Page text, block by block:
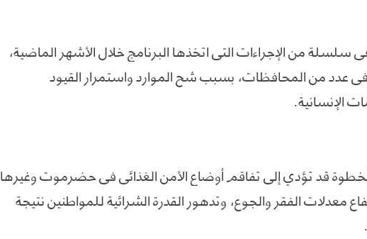
من الإجراءات التي اتخذها البرنامج خلال الأشهر الماضية،
عدد من المحافظات، بسبب شح الموارد واستمرار القيود
الإنسانية.
قد تؤدي إلى تفاقم أوضاع الأمن الغذائي في حضرموت وغيرها
الفقر والجوع، وتدهور القدرة الشرائية للمواطنين نتيجة